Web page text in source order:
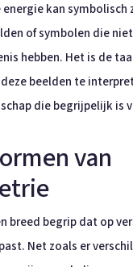
energie kan symbolisch
of symbolen die
hebben. Het is de
beelden te
die begrijpelijk is
van
breed begrip dat op
Net zoals er